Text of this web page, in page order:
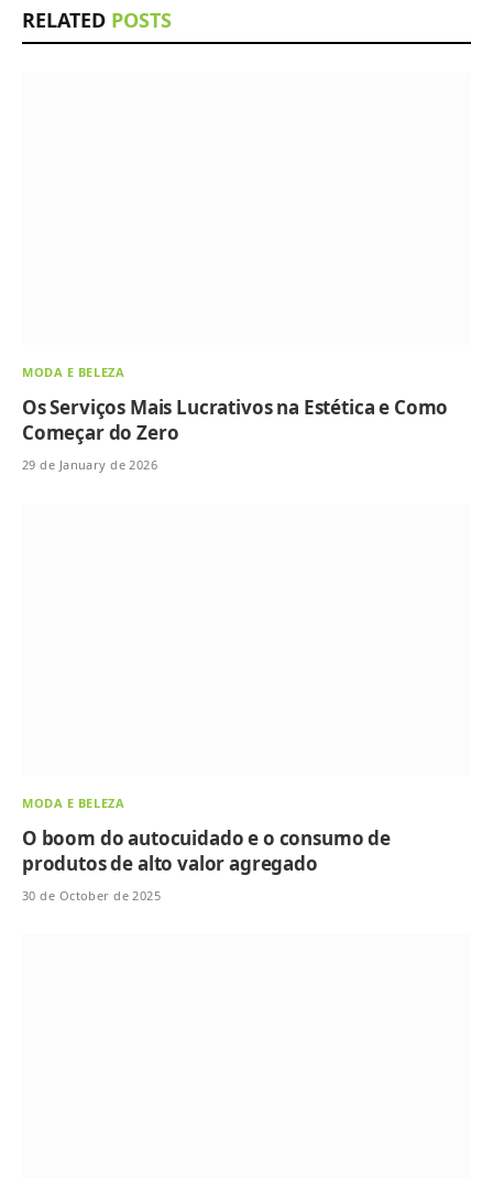
RELATED POSTS
MODA E BELEZA
Os Serviços Mais Lucrativos na Estética e Como
Começar do Zero
29 de January de 2026
MODA E BELEZA
O boom do autocuidado e o consumo de
produtos de alto valor agregado
30 de October de 2025